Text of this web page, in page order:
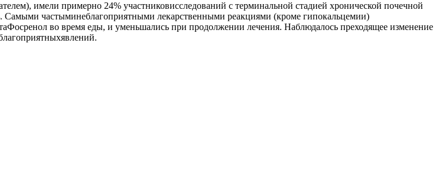
имели примерно 24% участниковисследований с терминальной стадией хронической почечной
Самыми частыминеблагоприятными лекарственными реакциями (кроме гипокальцемии)
во время еды, и уменьшались при продолжении лечения. Наблюдалось преходящее изменение